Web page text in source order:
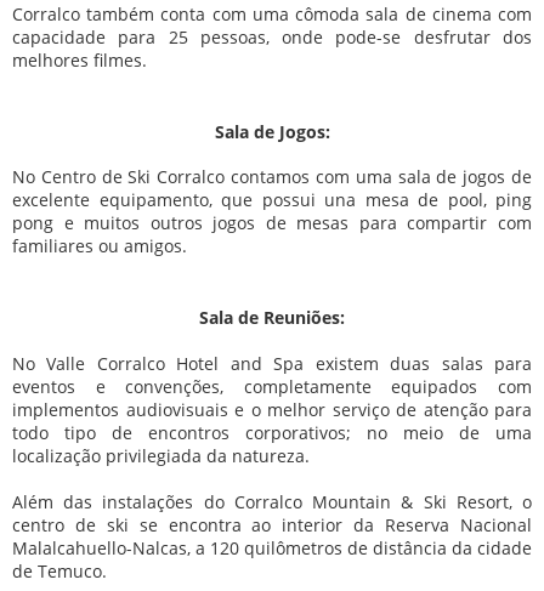
Corralco também conta com uma cômoda sala de cinema com
capacidade para 25 pessoas, onde pode-se desfrutar dos
melhores filmes.
Sala de Jogos:
No Centro de Ski Corralco contamos com uma sala de jogos de
excelente equipamento, que possui una mesa de pool, ping
pong e muitos outros jogos de mesas para compartir com
familiares ou amigos.
Sala de Reuniões:
No Valle Corralco Hotel and Spa existem duas salas para
eventos e convenções, completamente equipados com
implementos audiovisuais e o melhor serviço de atenção para
todo tipo de encontros corporativos; no meio de uma
localização privilegiada da natureza.
Além das instalações do Corralco Mountain & Ski Resort, o
centro de ski se encontra ao interior da Reserva Nacional
Malalcahuello-Nalcas, a 120 quilômetros de distância da cidade
de Temuco.